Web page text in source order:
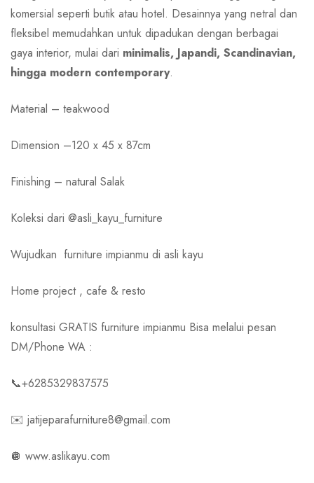
komersial seperti butik atau hotel. Desainnya yang netral dan
fleksibel memudahkan untuk dipadukan dengan berbagai
gaya interior, mulai dari minimalis, Japandi, Scandinavian,
hingga modern contemporary.
Material – teakwood
Dimension –120 x 45 x 87cm
Finishing – natural Salak
Koleksi dari @asli_kayu_furniture
Wujudkan furniture impianmu di asli kayu
Home project , cafe & resto
konsultasi GRATIS furniture impianmu Bisa melalui pesan
DM/Phone WA :
📞+6285329837575
✉️ jatijeparafurniture8@gmail.com
🪩 www.aslikayu.com